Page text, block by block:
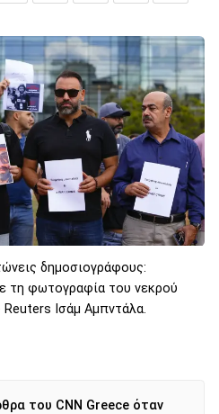
δημοσιογράφους:
τη φωτογραφία του νεκρού
Ισάμ Αμπντάλα.
του CNN Greece όταν